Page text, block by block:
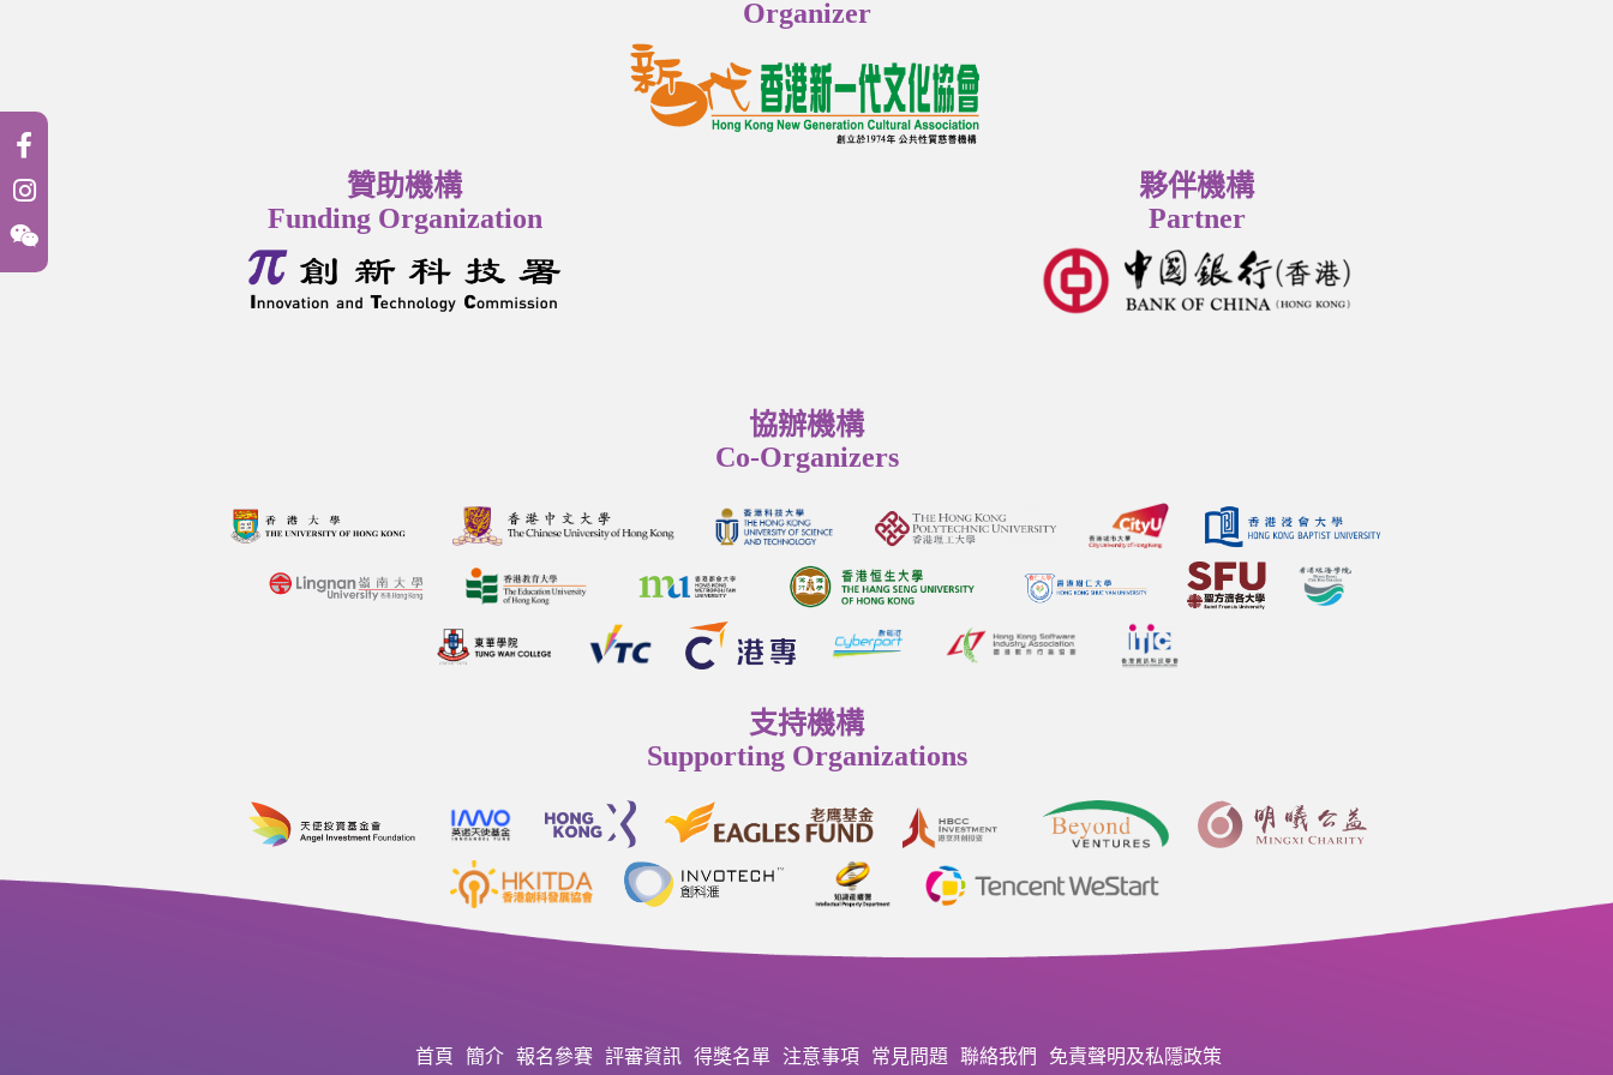
Organizer
贊助機構
Funding Organization
夥伴機構
Partner
協辦機構
Co-Organizers
支持機構
Supporting Organizations
首頁 簡介 報名參賽 評審資訊 得獎名單 注意事項 常見問題 聯絡我們 免責聲明及私隱政策